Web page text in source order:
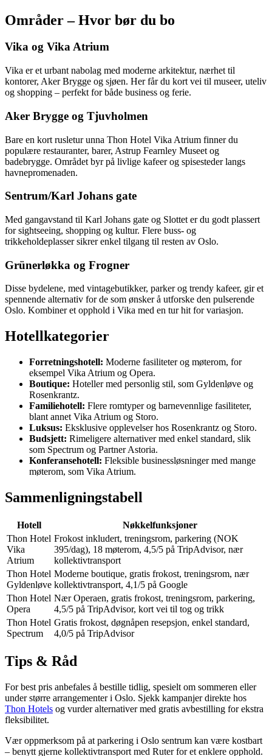
Områder – Hvor bør du bo
Vika og Vika Atrium
Vika er et urbant nabolag med moderne arkitektur, nærhet til
kontorer, Aker Brygge og sjøen. Her får du kort vei til museer, uteliv
og shopping – perfekt for både business og ferie.
Aker Brygge og Tjuvholmen
Bare en kort rusletur unna Thon Hotel Vika Atrium finner du
populære restauranter, barer, Astrup Fearnley Museet og
badebrygge. Området byr på livlige kafeer og spisesteder langs
havnepromenaden.
Sentrum/Karl Johans gate
Med gangavstand til Karl Johans gate og Slottet er du godt plassert
for sightseeing, shopping og kultur. Flere buss- og
trikkeholdeplasser sikrer enkel tilgang til resten av Oslo.
Grünerløkka og Frogner
Disse bydelene, med vintagebutikker, parker og trendy kafeer, gir et
spennende alternativ for de som ønsker å utforske den pulserende
Oslo. Kombiner et opphold i Vika med en tur hit for variasjon.
Hotellkategorier
Forretningshotell: Moderne fasiliteter og møterom, for
eksempel Vika Atrium og Opera.
Boutique: Hoteller med personlig stil, som Gyldenløve og
Rosenkrantz.
Familiehotell: Flere romtyper og barnevennlige fasiliteter,
blant annet Vika Atrium og Storo.
Luksus: Eksklusive opplevelser hos Rosenkrantz og Storo.
Budsjett: Rimeligere alternativer med enkel standard, slik
som Spectrum og Partner Astoria.
Konferansehotell: Fleksible businessløsninger med mange
møterom, som Vika Atrium.
Sammenligningstabell
Hotell
Nøkkelfunksjoner
Thon Hotel
Vika
Atrium
Frokost inkludert, treningsrom, parkering (NOK
395/dag), 18 møterom, 4,5/5 på TripAdvisor, nær
kollektivtransport
Thon Hotel
Gyldenløve
Moderne boutique, gratis frokost, treningsrom, nær
kollektivtransport, 4,1/5 på Google
Thon Hotel
Opera
Nær Operaen, gratis frokost, treningsrom, parkering,
4,5/5 på TripAdvisor, kort vei til tog og trikk
Thon Hotel
Spectrum
Gratis frokost, døgnåpen resepsjon, enkel standard,
4,0/5 på TripAdvisor
Tips & Råd
For best pris anbefales å bestille tidlig, spesielt om sommeren eller
under større arrangementer i Oslo. Sjekk kampanjer direkte hos
Thon Hotels og vurder alternativer med gratis avbestilling for ekstra
fleksibilitet.
Vær oppmerksom på at parkering i Oslo sentrum kan være kostbart
– benytt gjerne kollektivtransport med Ruter for et enklere opphold.